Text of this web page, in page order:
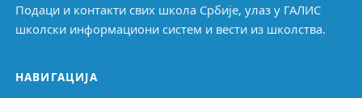
Подаци и контакти свих школа Србије, улаз у ГАЛИС
школски информациони систем и вести из школства.
НАВИГАЦИЈА